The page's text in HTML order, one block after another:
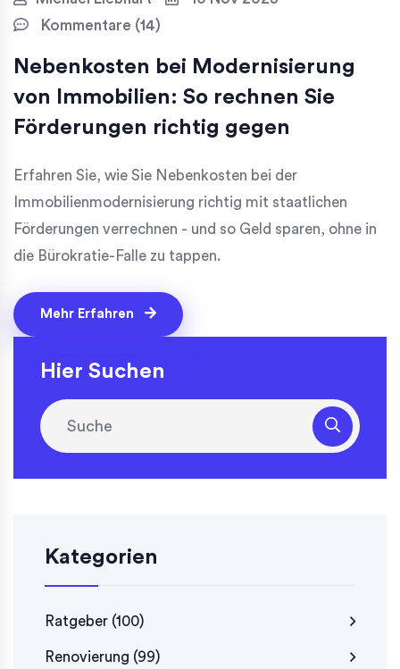
Kommentare (14)
Nebenkosten bei Modernisierung
von Immobilien: So rechnen Sie
Förderungen richtig gegen
Erfahren Sie, wie Sie Nebenkosten bei der
Immobilienmodernisierung richtig mit staatlichen
Förderungen verrechnen - und so Geld sparen, ohne in
die Bürokratie-Falle zu tappen.
Mehr Erfahren
Hier Suchen
Kategorien
Ratgeber (100)
Renovierung (99)